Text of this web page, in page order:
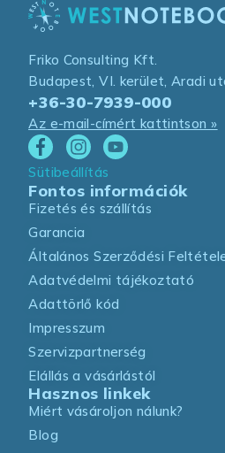
Friko Consulting Kft.
Budapest, VI. kerület, Aradi
+36-30-7939-000
Az e-mail-címért kattintson »
Sütibeállítás
Fontos információk
Fizetés és szállítás
Garancia
Általános Szerződési
Adatvédelmi tájékoztató
Adattörlő kód
Impresszum
Szervizpartnerség
Elállás a vásárlástól
Hasznos linkek
Miért vásároljon nálunk?
Blog